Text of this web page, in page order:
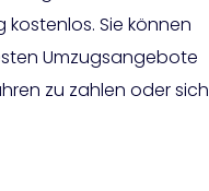
Sie können
Umzugsangebote
zu zahlen oder sich